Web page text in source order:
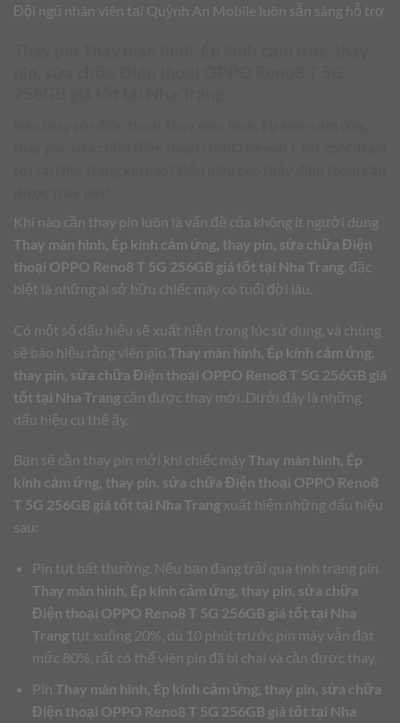
Đội ngũ nhân viên tại Quỳnh An Mobile luôn sẵn sàng hỗ trợ
Khi nào cần thay pin luôn là vấn đề của không ít người dùng
Thay màn hình, Ép kính cảm ứng, thay pin, sửa chữa Điện
thoại OPPO Reno8 T 5G 256GB giá tốt tại Nha Trang , đặc
biệt là những ai sở hữu chiếc máy có tuổi đời lâu.
Có một số dấu hiệu sẽ xuất hiện trong lúc sử dụng, và chúng
sẽ báo hiệu rằng viên pin Thay màn hình, Ép kính cảm ứng,
thay pin, sửa chữa Điện thoại OPPO Reno8 T 5G 256GB giá
tốt tại Nha Trang cần được thay mới. Dưới đây là những
dấu hiệu cụ thể ấy.
Bạn sẽ cần thay pin mới khi chiếc máy Thay màn hình, Ép
kính cảm ứng, thay pin, sửa chữa Điện thoại OPPO Reno8
T 5G 256GB giá tốt tại Nha Trang xuất hiện những dấu hiệu
sau:
Pin tụt bất thường. Nếu bạn đang trải qua tình trạng pin
Thay màn hình, Ép kính cảm ứng, thay pin, sửa chữa
Điện thoại OPPO Reno8 T 5G 256GB giá tốt tại Nha
Trangtụt xuống 20%, dù 10 phút trước pin máy vẫn đạt
mức 80%, rất có thể viên pin đã bị chai và cần được thay.
Pin Thay màn hình, Ép kính cảm ứng, thay pin, sửa chữa
Điện thoại OPPO Reno8 T 5G 256GB giá tốt tại Nha